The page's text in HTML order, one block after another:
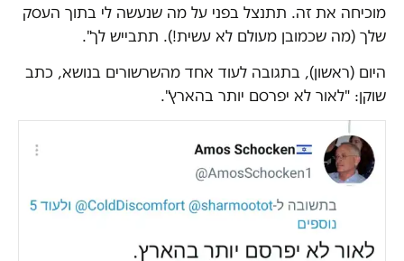
מוכיחה את זה. תתנצל בפני על מה שנעשה לי בתוך העסק
שלך (מה שכמובן מעולם לא עשית!). תתבייש לך".
היום (ראשון), בתגובה לעוד אחד מהשרשורים בנושא, כתב
שוקן: "לאור לא יפרסם יותר בהארץ".